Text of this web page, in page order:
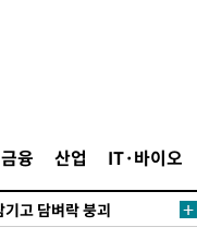
금융 산업 IT·바이오
㎜ '강한 비'[내일날씨]
명 돌파
감정가 1.3억원